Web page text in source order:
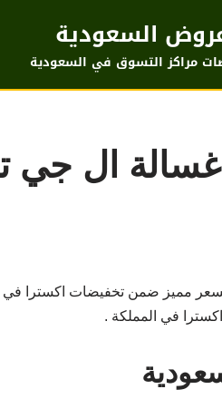
السعودية
مراكز التسوق في السعودية
ال جي